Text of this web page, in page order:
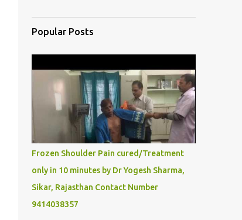
Popular Posts
Frozen Shoulder Pain cured/Treatment
only in 10 minutes by Dr Yogesh Sharma,
Sikar, Rajasthan Contact Number
9414038357